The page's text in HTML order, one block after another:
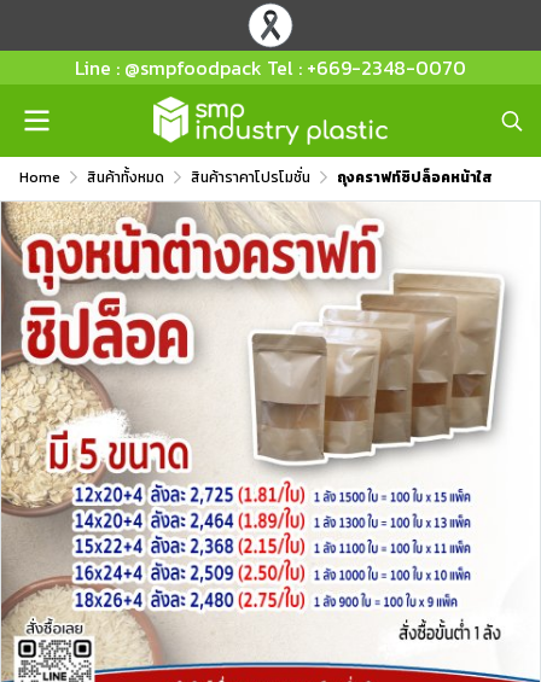
Line : @smpfoodpack Tel : +669-2348-0070
Home สินค้าทั้งหมด สินค้าราคาโปรโมชั่น ถุงคราฟท์ซิปล็อคหน้าใส